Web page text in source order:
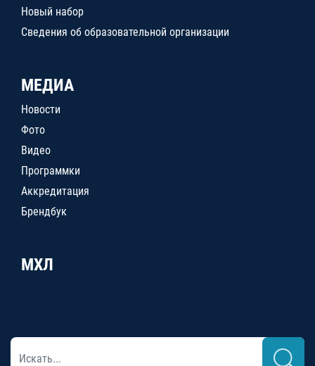
Новый набор
Сведения об образовательной организации
МЕДИА
Новости
Фото
Видео
Программки
Аккредитация
Брендбук
МХЛ